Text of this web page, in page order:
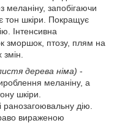
меланіну, запобігаючи
тон шкіри. Покращує
Інтенсивна
зморшок, птозу, плям на
дерева німа) -
меланіну, а
шкіри.
ранозагоювальну дію.
вираженою